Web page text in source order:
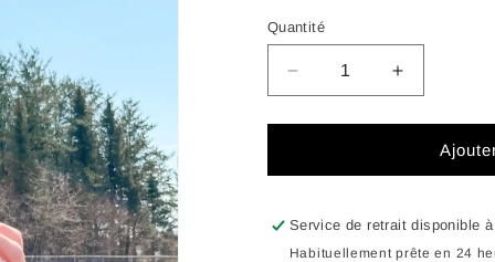
Quantité
Quantité
Réduire
la
quantité
Casquette
Augmenter
la
quantité
Casquette
Service de retrait disponible
Habituellement prête en 24